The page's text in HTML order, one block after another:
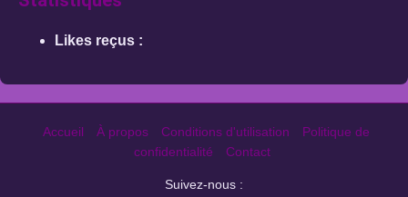
Likes reçus :
Accueil À propos Conditions d'utilisation
Politique de
confidentialité
Contact
Suivez-nous :